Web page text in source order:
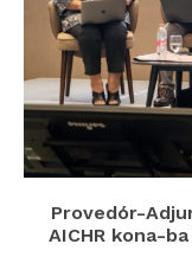
Provedór-
AICHR kona-